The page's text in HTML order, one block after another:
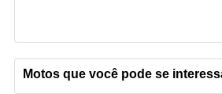
Motos que você pode se